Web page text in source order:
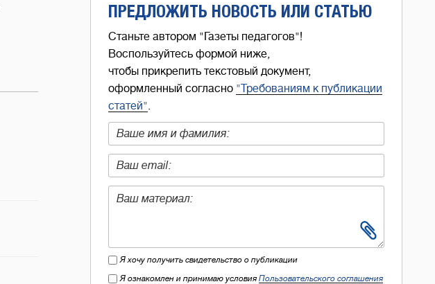
ПРЕДЛОЖИТЬ НОВОСТЬ ИЛИ СТАТЬЮ
Станьте автором "Газеты педагогов"!
Воспользуйтесь формой ниже,
чтобы прикрепить текстовый документ,
оформленный согласно "Требованиям к публикации
статей".
Я хочу получить свидетельство о публикации
Я ознакомлен и принимаю условия Пользовательского соглашения